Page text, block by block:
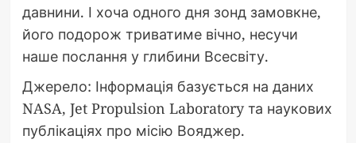
давнини. І хоча одного дня зонд замовкне,
його подорож триватиме вічно, несучи
наше послання у глибини Всесвіту.
Джерело: Інформація базується на даних
NASA, Jet Propulsion Laboratory та наукових
публікаціях про місію Вояджер.